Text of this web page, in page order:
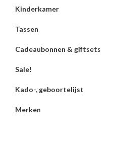
Kinderkamer
Tassen
Cadeaubonnen & giftsets
Sale!
Kado-, geboortelijst
Merken